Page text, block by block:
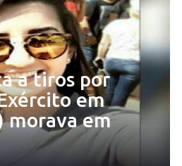
a tiros por
em
morava em